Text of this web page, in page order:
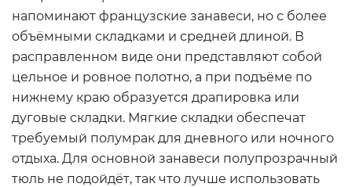
напоминают французские занавеси, но с более
объёмными складками и средней длиной. В
расправленном виде они представляют собой
цельное и ровное полотно, а при подъёме по
нижнему краю образуется драпировка или
дуговые складки. Мягкие складки обеспечат
требуемый полумрак для дневного или ночного
отдыха. Для основной занавеси полупрозрачный
тюль не подойдёт, так что лучше использовать